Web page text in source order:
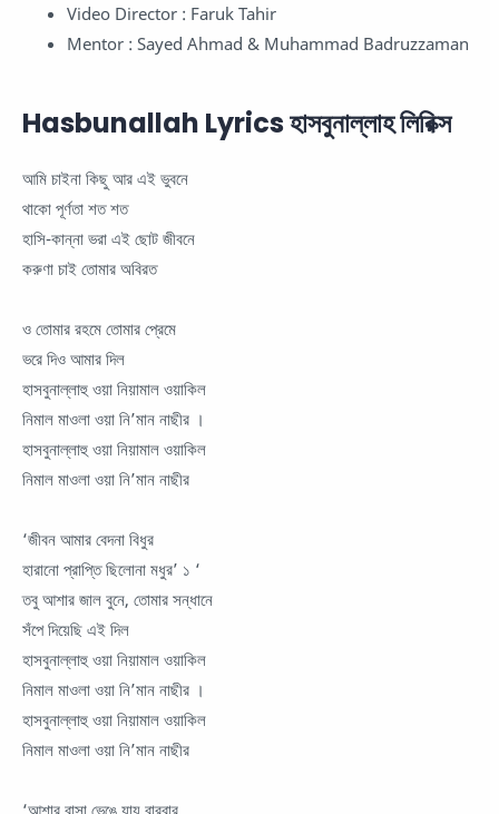
Video Director : Faruk Tahir
Mentor : Sayed Ahmad & Muhammad Badruzzaman
Hasbunallah Lyrics হাসবুনাল্লাহ লিরিক্স
আমি চাইনা কিছু আর এই ভুবনে
থাকো পূর্ণতা শত শত
হাসি-কান্না ভরা এই ছোট জীবনে
করুণা চাই তোমার অবিরত
ও তোমার রহমে তোমার প্রেমে
ভরে দিও আমার দিল
হাসবুনাল্লাহু ওয়া নিয়ামাল ওয়াকিল
নিমাল মাওলা ওয়া নি’মান নাছীর ।
হাসবুনাল্লাহু ওয়া নিয়ামাল ওয়াকিল
নিমাল মাওলা ওয়া নি’মান নাছীর
‘জীবন আমার বেদনা বিধুর
হারানো প্রাপ্তি ছিলোনা মধুর’ ১ ‘
তবু আশার জাল বুনে, তোমার সন্ধানে
সঁপে দিয়েছি এই দিল
হাসবুনাল্লাহু ওয়া নিয়ামাল ওয়াকিল
নিমাল মাওলা ওয়া নি’মান নাছীর ।
হাসবুনাল্লাহু ওয়া নিয়ামাল ওয়াকিল
নিমাল মাওলা ওয়া নি’মান নাছীর
‘আশার বাসা ভেঙে যায় বারবার